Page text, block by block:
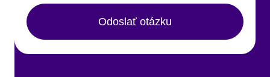
Odoslať otázku